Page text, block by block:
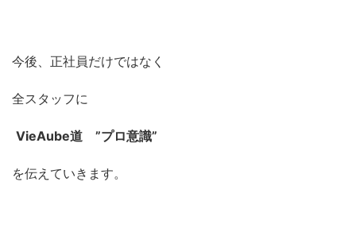
今後、正社員だけではなく
全スタッフに
VieAube道 ”プロ意識”
を伝えていきます。